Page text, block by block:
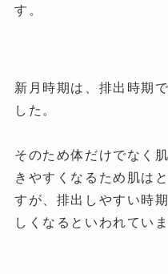
す。
新月時期は、排出時期
した。
そのため体だけでなく
きやすくなるため肌は
すが、排出しやすい時
しくなるといわれていま